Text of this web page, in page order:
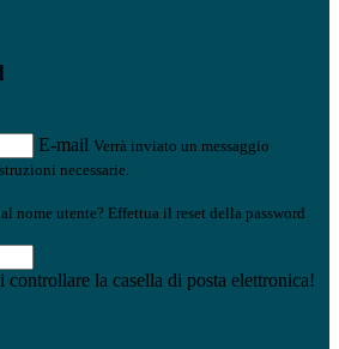
E-mail Verrà inviato un messaggio
necessarie.
nome utente? Effettua il reset della password
la casella di posta elettronica!